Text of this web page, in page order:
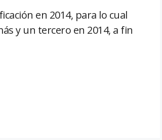
en 2014, para lo cual
y un tercero en 2014, a fin